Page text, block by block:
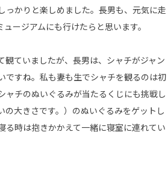
っかりと楽しめました。長男も、元気に走
ージアムにも行けたらと思います。
ていましたが、長男は、シャチがジャン
ですね。私も妻も生でシャチを観るのは初
チのぬいぐるみが当たるくじにも挑戦し
大きさです。）のぬいぐるみをゲットし
る時は抱きかかえて一緒に寝室に連れてい